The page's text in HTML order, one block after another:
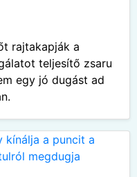
rajtakapják a
teljesítő zsaru
egy jó dugást ad